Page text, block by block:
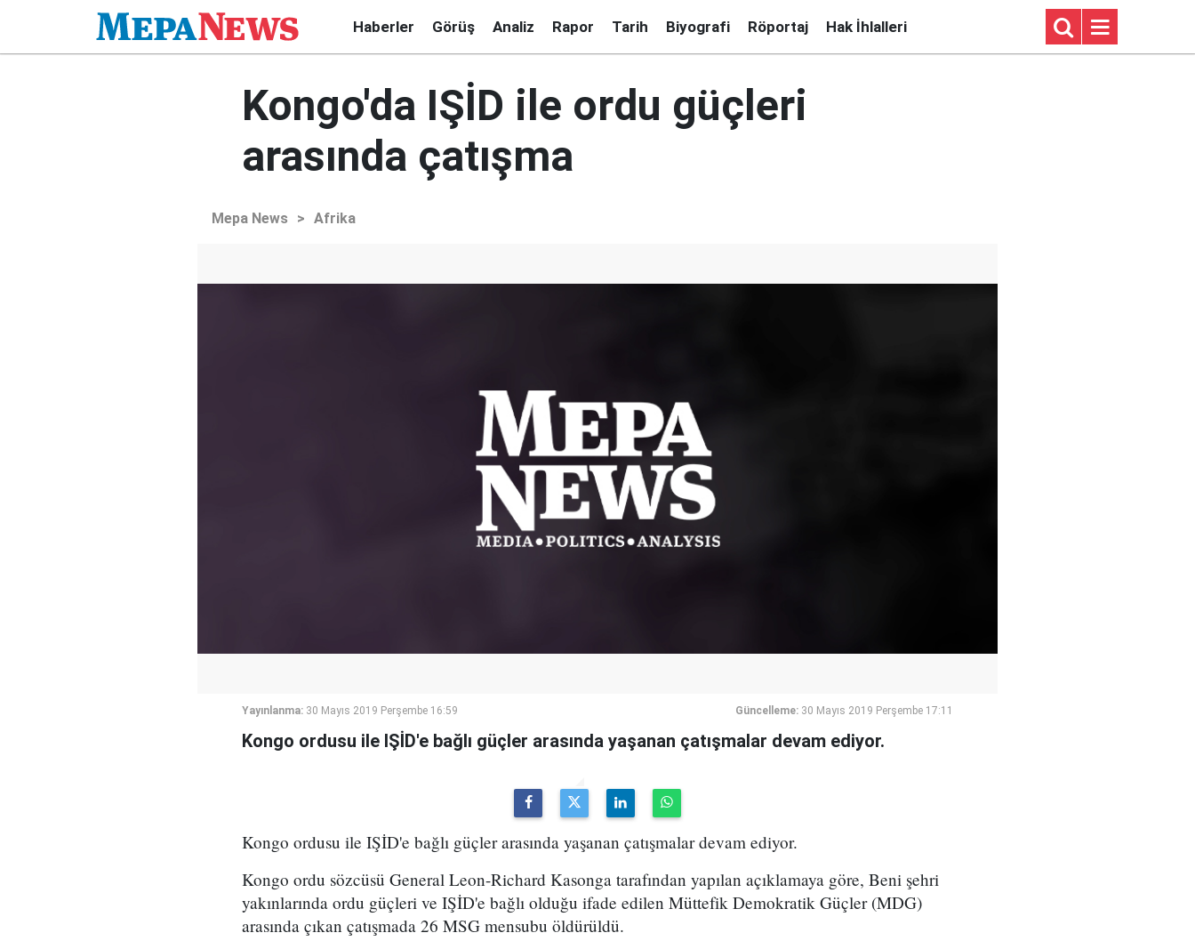
Haberler Görüş Analiz Rapor Tarih Biyografi Röportaj Hak İhlalleri
Kongo'da IŞİD ile ordu güçleri
arasında çatışma
Mepa News > Afrika
Yayınlanma: 30 Mayıs 2019 Perşembe 16:59 Güncelleme: 30 Mayıs 2019 Perşembe 17:11
Kongo ordusu ile IŞİD'e bağlı güçler arasında yaşanan çatışmalar devam ediyor.
Kongo ordusu ile IŞİD'e bağlı güçler arasında yaşanan çatışmalar devam ediyor.
Kongo ordu sözcüsü General Leon-Richard Kasonga tarafından yapılan açıklamaya göre, Beni şehri
yakınlarında ordu güçleri ve IŞİD'e bağlı olduğu ifade edilen Müttefik Demokratik Güçler (MDG)
arasında çıkan çatışmada 26 MSG mensubu öldürüldü.